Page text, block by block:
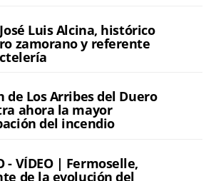
Luis Alcina, histórico
zamorano y referente
de Los Arribes del Duero
ahora la mayor
del incendio
- VÍDEO | Fermoselle,
de la evolución del